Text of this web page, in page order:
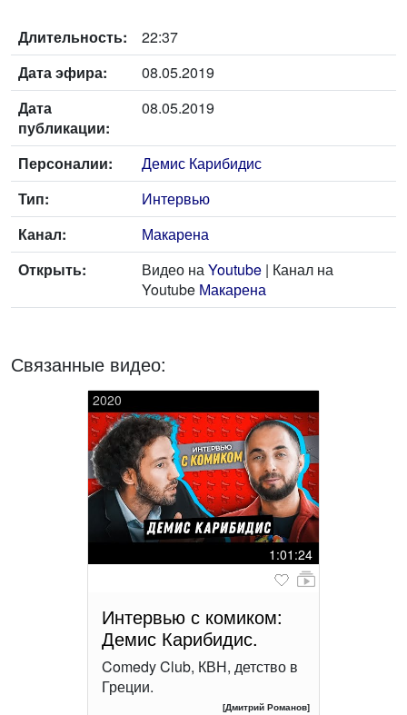
Длительность:
22:37
Дата эфира:
08.05.2019
Дата
публикации:
08.05.2019
Персоналии:
Демис Карибидис
Тип:
Интервью
Канал:
Макарена
Открыть:
Видео наYoutube | Канал на
Youtube Макарена
Связанные видео:
2020
1:01:24
Интервью с комиком:
Демис Карибидис.
Comedy Club, КВН, детство в
Греции.
[Дмитрий Романов]